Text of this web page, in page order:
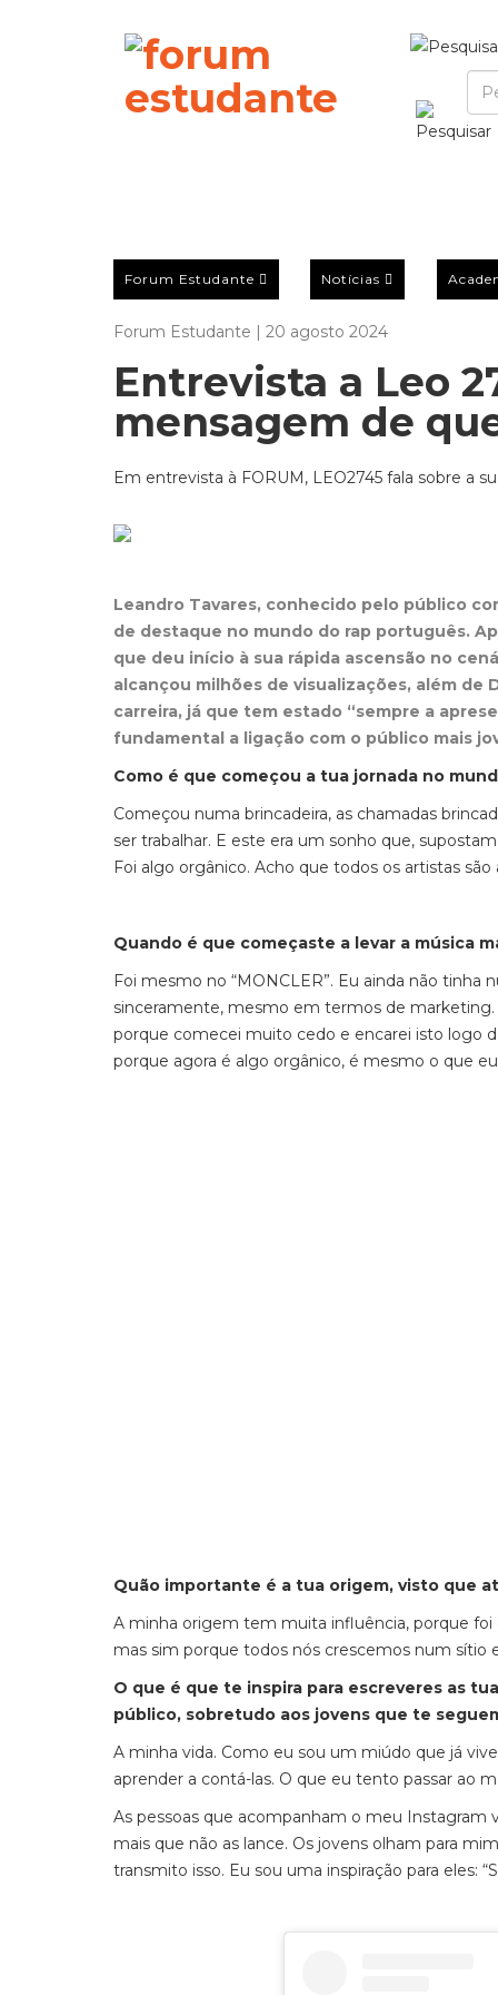
Forum Estudante Notícias
Forum Estudante | 20 agosto 2024
Entrevista a Leo
mensagem de
Em entrevista à FORUM, LEO2745 fala sobre a
Leandro Tavares, conhecido pelo público
de destaque no mundo do rap português.
que deu início à sua rápida ascensão no
alcançou milhões de visualizações, além de
carreira, já que tem estado “sempre a
fundamental a ligação com o público mais
Como é que começou a tua jornada no
Começou numa brincadeira, as chamadas
ser trabalhar. E este era um sonho que,
Foi algo orgânico. Acho que todos os artistas são
Quando é que começaste a levar a música
Foi mesmo no “MONCLER”. Eu ainda não
sinceramente, mesmo em termos de
porque comecei muito cedo e encarei isto logo
porque agora é algo orgânico, é mesmo o que
Quão importante é a tua origem, visto que
A minha origem tem muita influência, porque foi
mas sim porque todos nós crescemos num sítio
O que é que te inspira para escreveres as
público, sobretudo aos jovens que te
A minha vida. Como eu sou um miúdo que já
aprender a contá-las. O que eu tento passar ao
As pessoas que acompanham o meu
mais que não as lance. Os jovens olham para
transmito isso. Eu sou uma inspiração para eles: